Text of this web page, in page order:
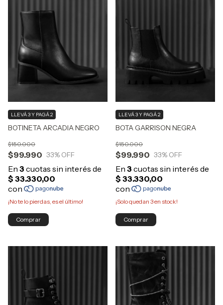
BOTINETA ARCADIA NEGRO
$99.990
$150.000
33% OFF
LLEVÁ 3 Y PAGÁ 2
¡No te lo pierdas, es el último!
Comprar
BOTA GARRISON NEGRA
$99.990
$150.000
33% OFF
LLEVÁ 3 Y PAGÁ 2
¡Solo quedan 3en stock!
Comprar